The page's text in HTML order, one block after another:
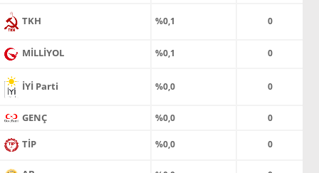
TKH %0,1 0
MİLLİYOL %0,1 0
İYİ Parti %0,0 0
GENÇ %0,0 0
TİP %0,0 0